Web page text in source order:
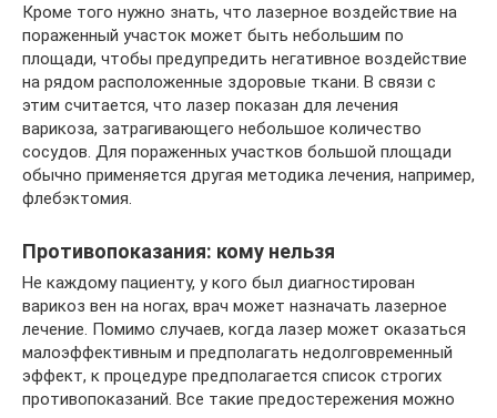
Кроме того нужно знать, что лазерное воздействие на
пораженный участок может быть небольшим по
площади, чтобы предупредить негативное воздействие
на рядом расположенные здоровые ткани. В связи с
этим считается, что лазер показан для лечения
варикоза, затрагивающего небольшое количество
сосудов. Для пораженных участков большой площади
обычно применяется другая методика лечения, например,
флебэктомия.
Противопоказания: кому нельзя
Не каждому пациенту, у кого был диагностирован
варикоз вен на ногах, врач может назначать лазерное
лечение. Помимо случаев, когда лазер может оказаться
малоэффективным и предполагать недолговременный
эффект, к процедуре предполагается список строгих
противопоказаний. Все такие предостережения можно